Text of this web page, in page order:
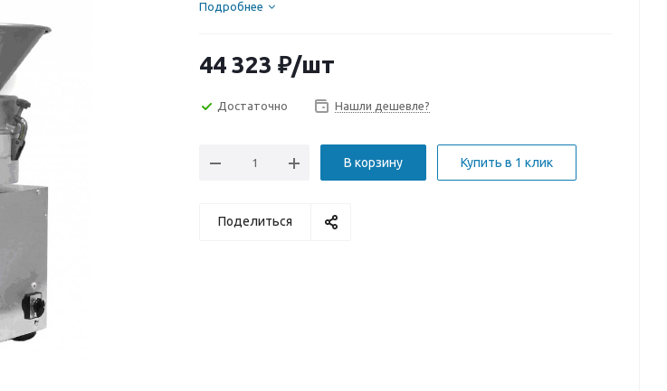
Подробнее
44 323 ₽/шт
Достаточно Нашли дешевле?
В корзину Купить в 1 клик
Поделиться